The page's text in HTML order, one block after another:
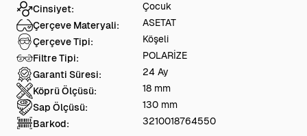
Cinsiyet:
Çocuk
Çerçeve Materyali:
ASETAT
Çerçeve Tipi:
Köşeli
Filtre Tipi:
POLARİZE
Garanti Süresi:
24 Ay
Köprü Ölçüsü:
18 mm
Sap Ölçüsü:
130 mm
Barkod:
3210018764550